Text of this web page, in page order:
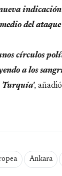
del
círculos
a los
Turquía',
Ankara